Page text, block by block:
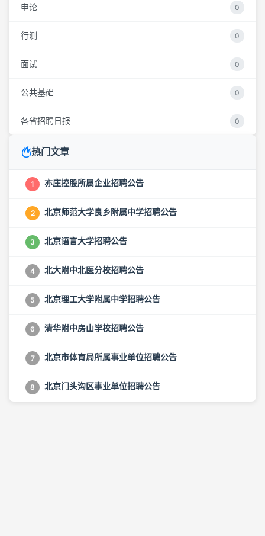
申论 0
行测 0
面试 0
公共基础 0
各省招聘日报 0
热门文章
1 亦庄控股所属企业招聘公告
2 北京师范大学良乡附属中学招聘公告
3 北京语言大学招聘公告
4 北大附中北医分校招聘公告
5 北京理工大学附属中学招聘公告
6 清华附中房山学校招聘公告
7 北京市体育局所属事业单位招聘公告
8 北京门头沟区事业单位招聘公告